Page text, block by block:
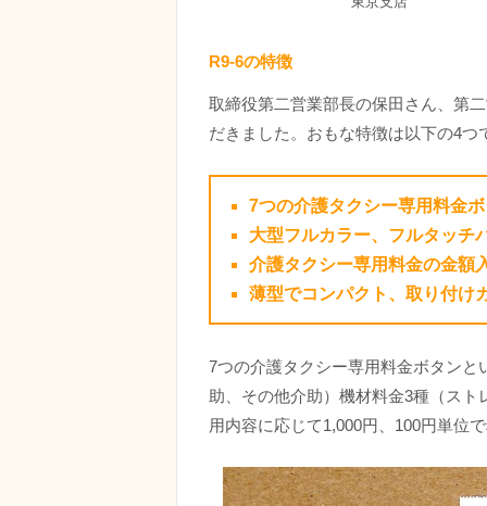
R9-6の特徴
取締役第二営業部長の保田さん、第
だきました。おもな特徴は以下の4つ
7つの介護タクシー専用料金
大型フルカラー、フルタッチ
介護タクシー専用料金の金額
薄型でコンパクト、取り付け
7つの介護タクシー専用料金ボタン
助、その他介助）機材料金3種（ス
用内容に応じて1,000円、100円単位